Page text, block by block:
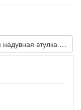
- 10 см.
надувная втулка